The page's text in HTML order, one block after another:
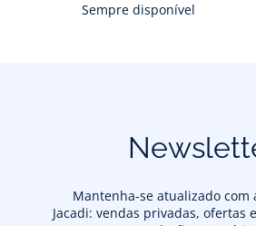
Sempre disponível
Mantenha-se atualizado com
Jacadi: vendas privadas, ofertas